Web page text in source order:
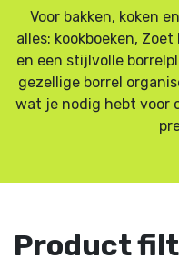
Voor bakken, koken
alles: kookboeken,
en een stijlvolle
gezellige borrel
wat je nodig hebt voor
Product